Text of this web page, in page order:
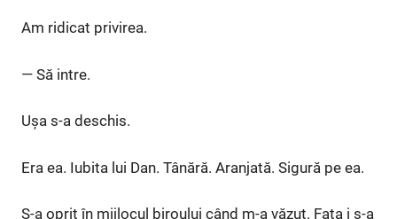
Am ridicat privirea.
— Să intre.
Ușa s-a deschis.
Era ea. Iubita lui Dan. Tânără. Aranjată. Sigură pe ea.
S-a oprit în mijlocul biroului când m-a văzut. Fața i s-a